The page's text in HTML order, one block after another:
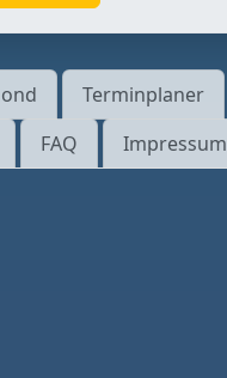
Terminplaner
FAQ Impressum